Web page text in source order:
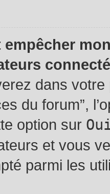
empêcher
dans votre
du forum”,
option sur
et vous
parmi les